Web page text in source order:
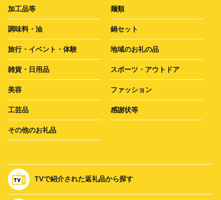
加工品等 麺類
調味料・油 鍋セット
旅行・イベント・体験 地域のお礼の品
雑貨・日用品 スポーツ・アウトドア
美容 ファッション
工芸品 感謝状等
その他のお礼品
TVで紹介された返礼品から探す